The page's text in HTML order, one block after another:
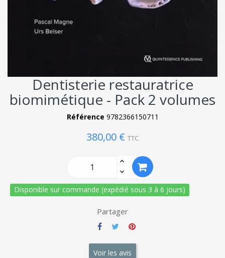
Dentisterie restauratrice
biomimétique - Pack 2 volumes
Référence 9782366150711
380,00 € TTC
Disponible sur commande (expédié sous 3 à 6 jours)
Partager
Voir les avis